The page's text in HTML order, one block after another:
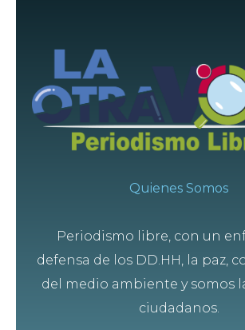
Quienes Somos
Periodismo libre, con un
defensa de los DD.HH, la paz,
del medio ambiente y somos
ciudadanos.